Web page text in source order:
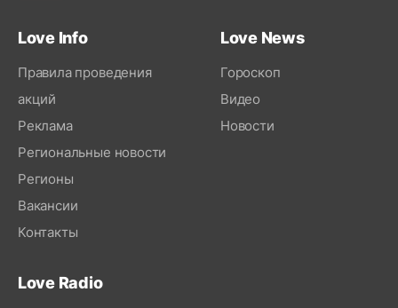
Love Info
Правила проведения
акций
Реклама
Региональные новости
Регионы
Вакансии
Контакты
Love News
Гороскоп
Видео
Новости
Love Radio